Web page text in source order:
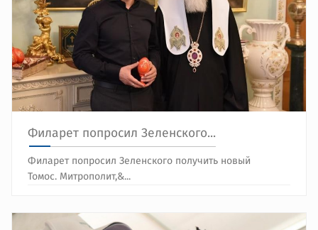
Филарет попросил Зеленского...
Филарет попросил Зеленского получить новый
Томос. Митрополит,&...